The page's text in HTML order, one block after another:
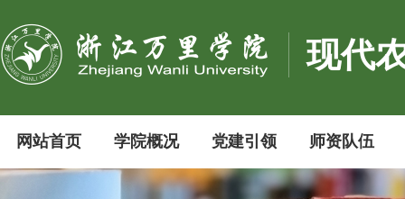
现代
网站首页 学院概况 党建引领 师资队伍